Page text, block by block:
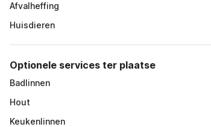
Afvalheffing
Huisdieren
Optionele services ter plaatse
Badlinnen
Hout
Keukenlinnen